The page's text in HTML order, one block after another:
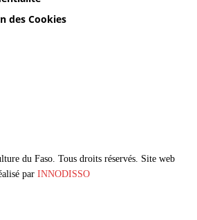
des Cookies
du Faso. Tous droits réservés. Site web
par INNODISSO